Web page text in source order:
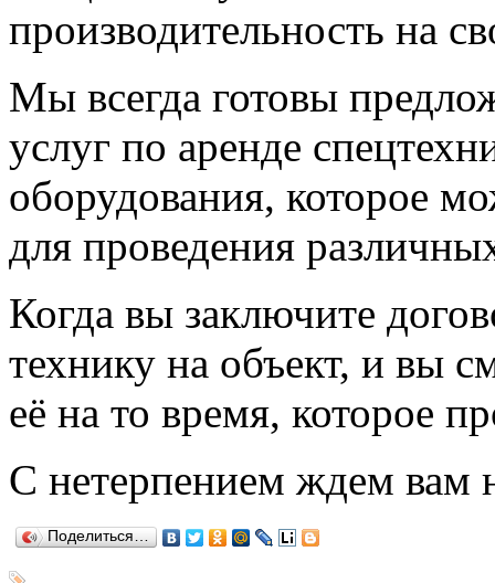
производительность на
Мы всегда готовы
услуг по аренде
оборудования, которое
для проведения
Когда вы заключите
технику на объект, и вы
её на то время, которое
С нетерпением ждем вам
Поделиться…